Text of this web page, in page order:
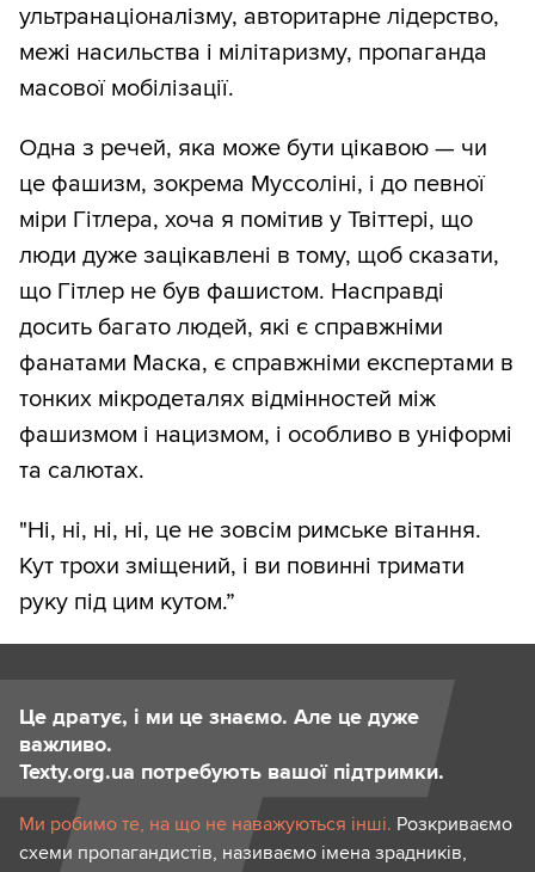
ультранаціоналізму, авторитарне лідерство,
межі насильства і мілітаризму, пропаганда
масової мобілізації.
Одна з речей, яка може бути цікавою — чи
це фашизм, зокрема Муссоліні, і до певної
міри Гітлера, хоча я помітив у Твіттері, що
люди дуже зацікавлені в тому, щоб сказати,
що Гітлер не був фашистом. Насправді
досить багато людей, які є справжніми
фанатами Маска, є справжніми експертами в
тонких мікродеталях відмінностей між
фашизмом і нацизмом, і особливо в уніформі
та салютах.
"Ні, ні, ні, ні, це не зовсім римське вітання.
Кут трохи зміщений, і ви повинні тримати
руку під цим кутом.”
Це дратує, і ми це знаємо. Але це дуже
важливо.
Texty.org.ua потребують вашої підтримки.
Ми робимо те, на що не наважуються інші. Розкриваємо
схеми пропагандистів, називаємо імена зрадників,